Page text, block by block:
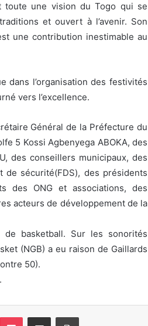
toute une vision du Togo qui se
et ouvert à l’avenir. Son
une contribution inestimable au
dans l’organisation des festivités
vers l’excellence.
Général de la Préfecture du
5 Kossi Agbenyega ABOKA, des
des conseillers municipaux, des
sécurité(FDS), des présidents
des ONG et associations, des
acteurs de développement de la
basketball. Sur les sonorités
(NGB) a eu raison de Gaillards
50).